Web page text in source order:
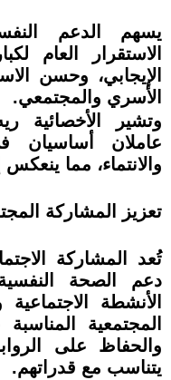
يسهم الدعم
الاستقرار العام
الإيجابي، وحسن
الأسري والمجتمعي.
وتشير الأخصائية
عاملان أساسيان
والانتماء، مما
تعزيز المشاركة
تُعد المشاركة
دعم الصحة
الأنشطة
المجتمعية
والحفاظ على
يتناسب مع قدراتهم.